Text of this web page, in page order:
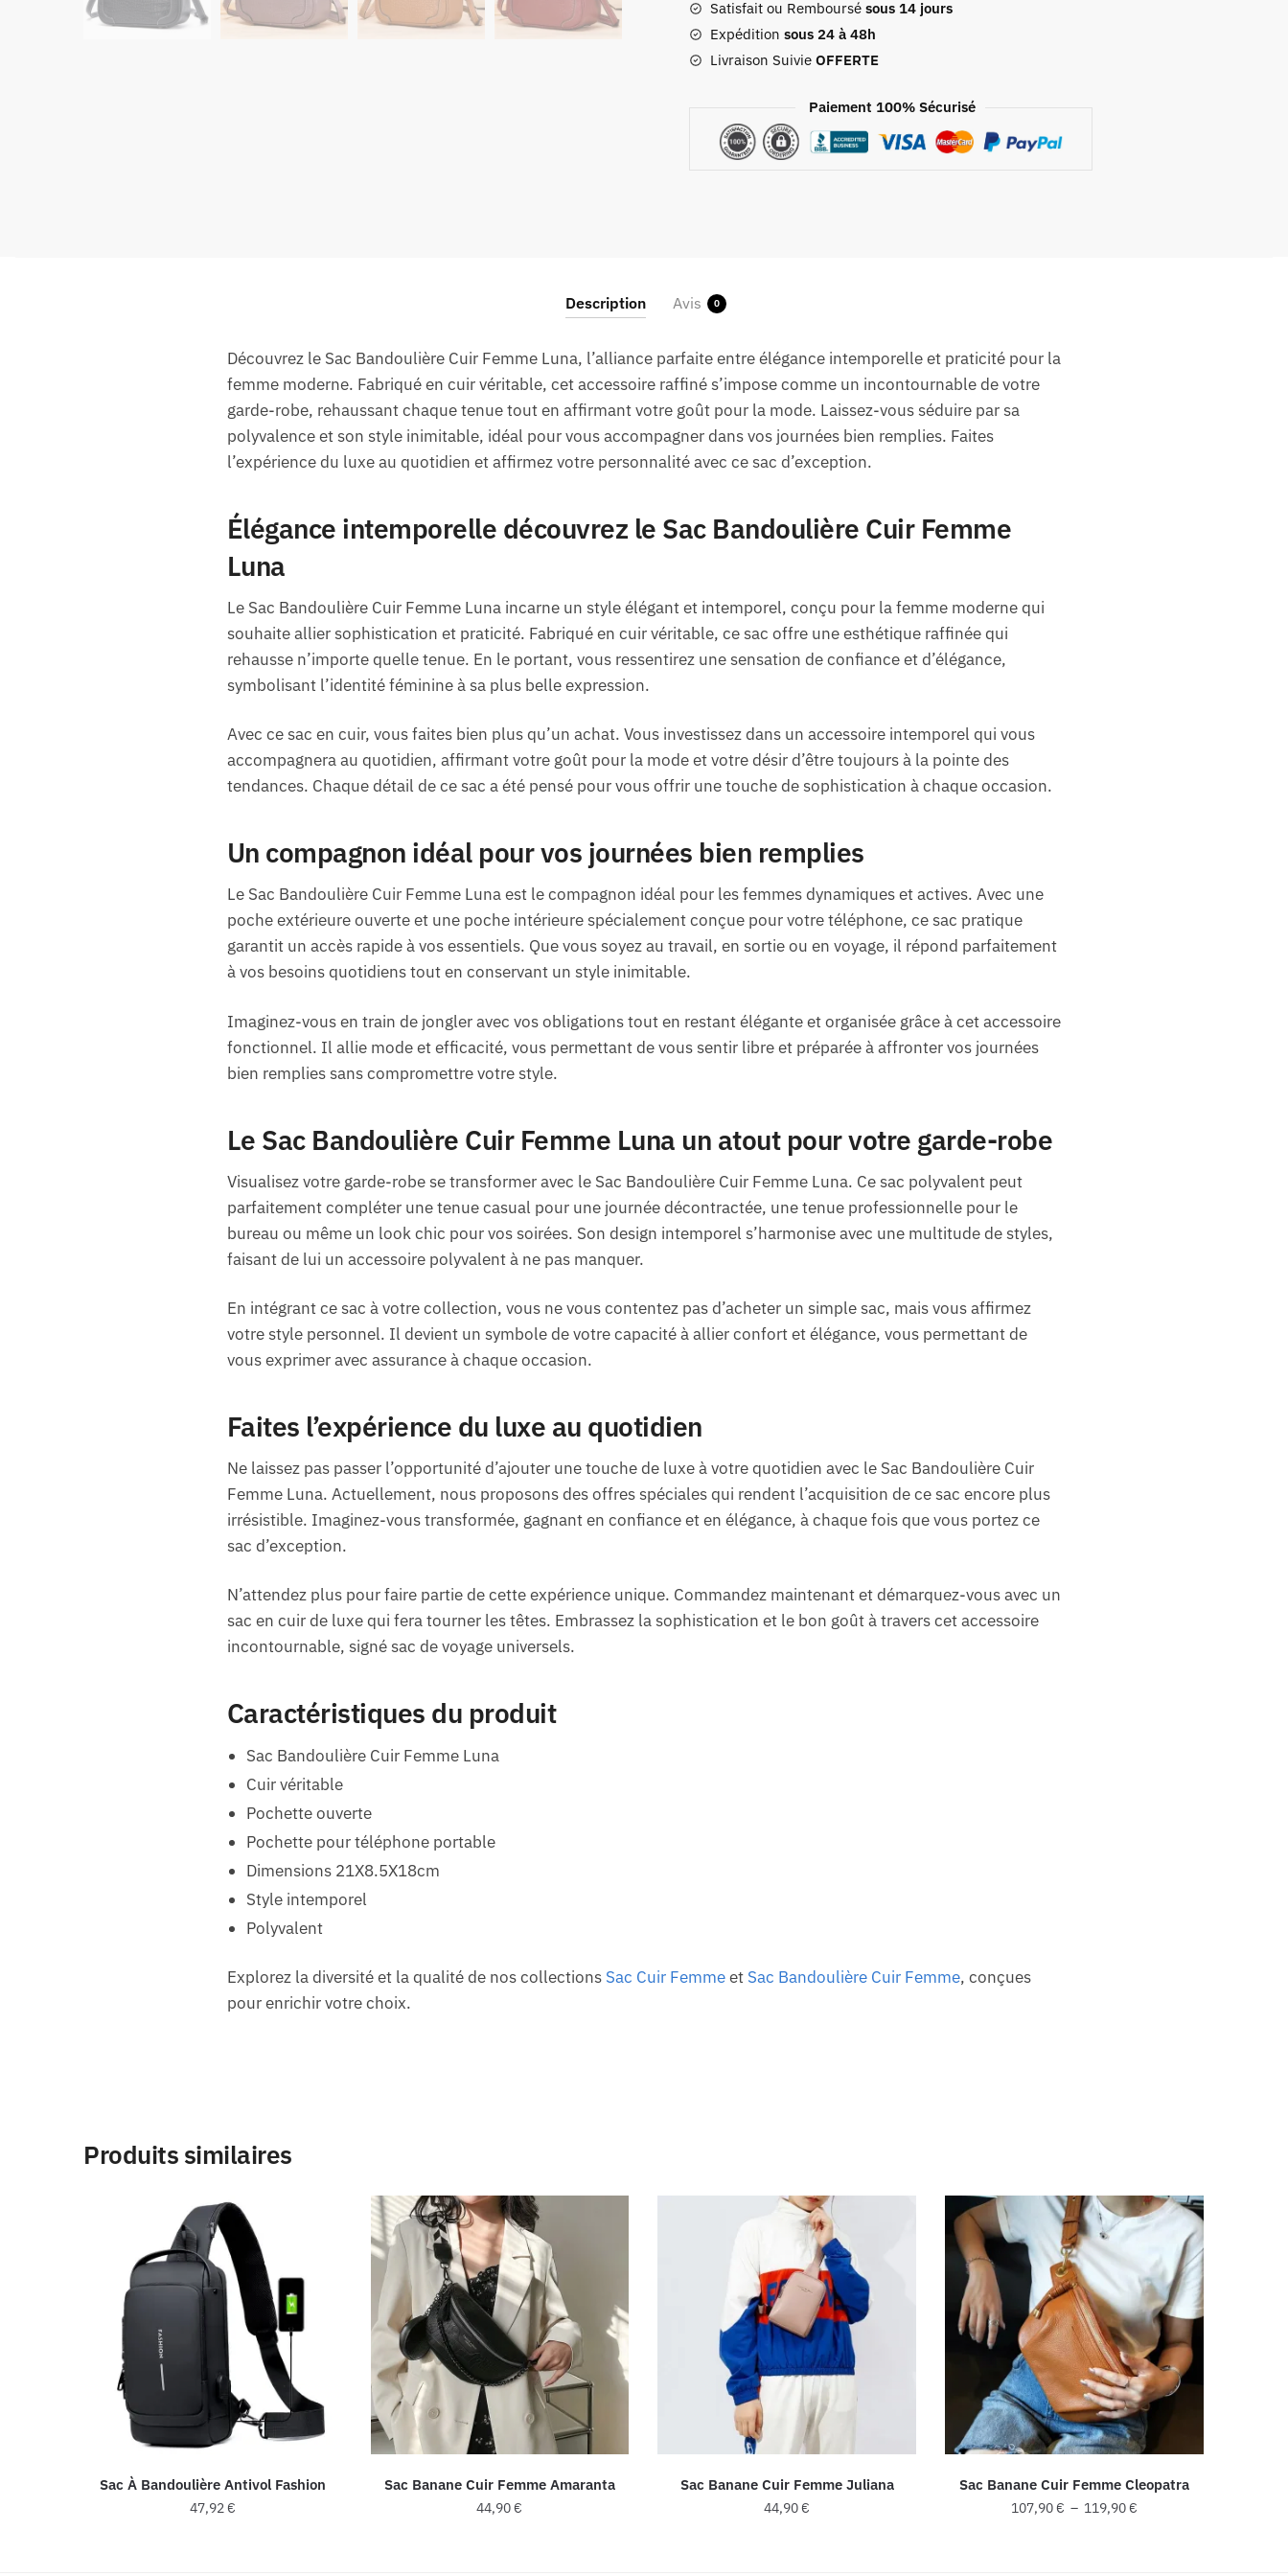
Femme
Luna
Satisfait ou Remboursé sous 14 jours
Expédition sous 24 à 48h
Livraison Suivie OFFERTE
Paiement 100% Sécurisé
Description Avis 0
Découvrez le Sac Bandoulière Cuir Femme Luna, l’alliance parfaite entre élégance intemporelle et praticité pour la
femme moderne. Fabriqué en cuir véritable, cet accessoire raffiné s’impose comme un incontournable de votre
garde-robe, rehaussant chaque tenue tout en affirmant votre goût pour la mode. Laissez-vous séduire par sa
polyvalence et son style inimitable, idéal pour vous accompagner dans vos journées bien remplies. Faites
l’expérience du luxe au quotidien et affirmez votre personnalité avec ce sac d’exception.
Élégance intemporelle découvrez le Sac Bandoulière Cuir Femme
Luna
Le Sac Bandoulière Cuir Femme Luna incarne un style élégant et intemporel, conçu pour la femme moderne qui
souhaite allier sophistication et praticité. Fabriqué en cuir véritable, ce sac offre une esthétique raffinée qui
rehausse n’importe quelle tenue. En le portant, vous ressentirez une sensation de confiance et d’élégance,
symbolisant l’identité féminine à sa plus belle expression.
Avec ce sac en cuir, vous faites bien plus qu’un achat. Vous investissez dans un accessoire intemporel qui vous
accompagnera au quotidien, affirmant votre goût pour la mode et votre désir d’être toujours à la pointe des
tendances. Chaque détail de ce sac a été pensé pour vous offrir une touche de sophistication à chaque occasion.
Un compagnon idéal pour vos journées bien remplies
Le Sac Bandoulière Cuir Femme Luna est le compagnon idéal pour les femmes dynamiques et actives. Avec une
poche extérieure ouverte et une poche intérieure spécialement conçue pour votre téléphone, ce sac pratique
garantit un accès rapide à vos essentiels. Que vous soyez au travail, en sortie ou en voyage, il répond parfaitement
à vos besoins quotidiens tout en conservant un style inimitable.
Imaginez-vous en train de jongler avec vos obligations tout en restant élégante et organisée grâce à cet accessoire
fonctionnel. Il allie mode et efficacité, vous permettant de vous sentir libre et préparée à affronter vos journées
bien remplies sans compromettre votre style.
Le Sac Bandoulière Cuir Femme Luna un atout pour votre garde-robe
Visualisez votre garde-robe se transformer avec le Sac Bandoulière Cuir Femme Luna. Ce sac polyvalent peut
parfaitement compléter une tenue casual pour une journée décontractée, une tenue professionnelle pour le
bureau ou même un look chic pour vos soirées. Son design intemporel s’harmonise avec une multitude de styles,
faisant de lui un accessoire polyvalent à ne pas manquer.
En intégrant ce sac à votre collection, vous ne vous contentez pas d’acheter un simple sac, mais vous affirmez
votre style personnel. Il devient un symbole de votre capacité à allier confort et élégance, vous permettant de
vous exprimer avec assurance à chaque occasion.
Faites l’expérience du luxe au quotidien
Ne laissez pas passer l’opportunité d’ajouter une touche de luxe à votre quotidien avec le Sac Bandoulière Cuir
Femme Luna. Actuellement, nous proposons des offres spéciales qui rendent l’acquisition de ce sac encore plus
irrésistible. Imaginez-vous transformée, gagnant en confiance et en élégance, à chaque fois que vous portez ce
sac d’exception.
N’attendez plus pour faire partie de cette expérience unique. Commandez maintenant et démarquez-vous avec un
sac en cuir de luxe qui fera tourner les têtes. Embrassez la sophistication et le bon goût à travers cet accessoire
incontournable, signé sac de voyage universels.
Caractéristiques du produit
Sac Bandoulière Cuir Femme Luna
Cuir véritable
Pochette ouverte
Pochette pour téléphone portable
Dimensions 21X8.5X18cm
Style intemporel
Polyvalent
Explorez la diversité et la qualité de nos collections Sac Cuir Femmeet Sac Bandoulière Cuir Femme, conçues
pour enrichir votre choix.
Produits similaires
Sac À Bandoulière Antivol Fashion
47,92€
Sac Banane Cuir Femme Amaranta
44,90€
Sac Banane Cuir Femme Juliana
44,90€
Sac Banane Cuir Femme Cleopatra
107,90€ – 119,90€Plage